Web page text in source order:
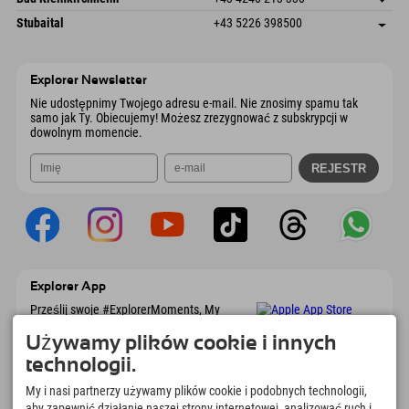
6441 Umhausen
Austria
Informacje o przyjeździe
Książka
Dorfstraße 24
Zapisz adres
Stubaital +43 5226 398500
Explorer Newsletter
Nie udostępnimy Twojego adresu e-mail. Nie znosimy spamu tak
samo jak Ty. Obiecujemy! Możesz zrezygnować z subskrypcji w
dowolnym momencie.
Explorer App
Prześlij swoje #ExplorerMoments, My
marzeń, przeglądem restauracji i wieloma
innymi. Pobierz teraz!
Czas na chwile odkrywcy
Używamy plików cookie i innych
technologii.
My i nasi partnerzy używamy plików cookie i podobnych technologii,